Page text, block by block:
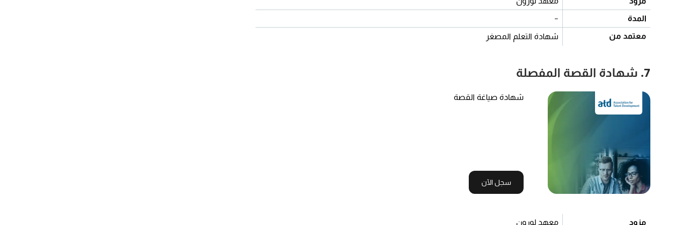
المدة
-
معتمد من
شهادة التعلم المصغر
7. شهادة القصة المفصلة
شهادة صياغة القصة
سجل الآن
مزود معهد لورون